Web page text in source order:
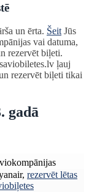
un ērta. ŠeitJūs
vai datuma,
rezervēt biļeti.
ļauj
rezervēt biļeti tikai
gadā
rezervēt lētas